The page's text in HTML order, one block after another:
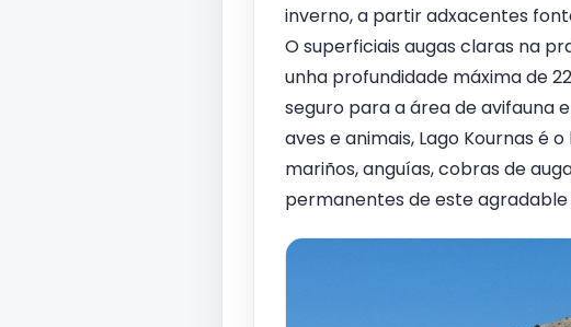
inverno, a partir adxacentes
O superficiais augas claras na
unha profundidade máxima de
seguro para a área de avifauna
aves e animais, Lago Kournas é
mariños, anguías, cobras de
permanentes de este agradable